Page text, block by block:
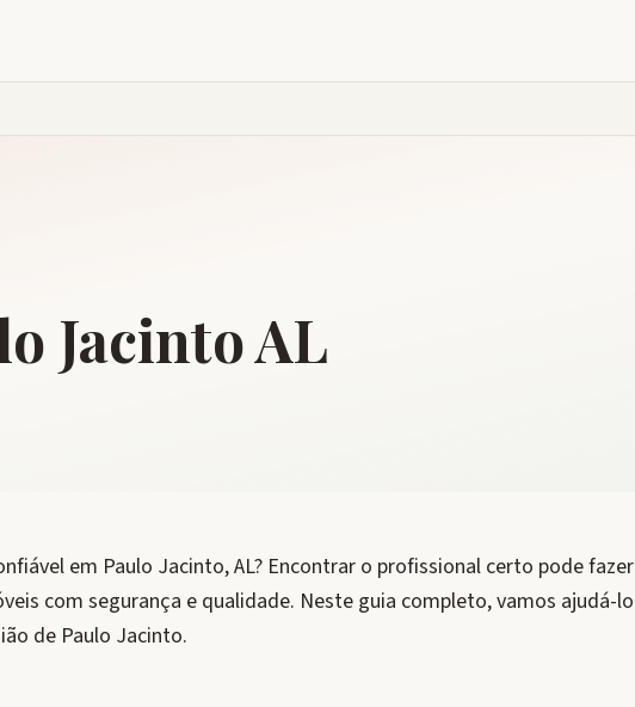
JacintoAL
em Paulo Jacinto, AL? Encontrar o profissional certo pode fazer
com segurança e qualidade. Neste guia completo, vamos ajudá-lo
de Paulo Jacinto.